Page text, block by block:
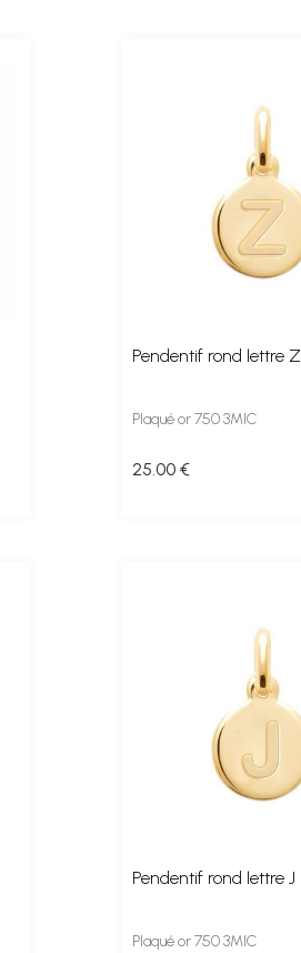
Pendentif rond lettre Z
Plaqué or 750 3MIC
25.00 €
Pendentif rond lettre J
Plaqué or 750 3MIC